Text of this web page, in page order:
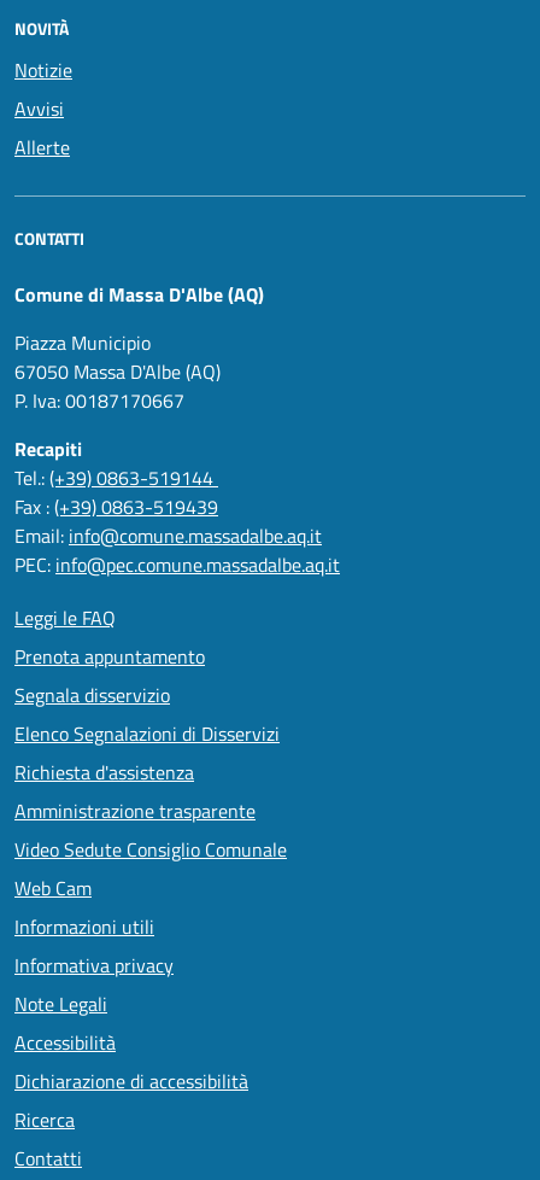
NOVITÀ
Notizie
Avvisi
Allerte
CONTATTI
Comune di Massa D'Albe (AQ)
Piazza Municipio
67050 Massa D'Albe (AQ)
P. Iva: 00187170667
Recapiti
Tel.:(+39) 0863-519144
Fax :(+39) 0863-519439
Email: info@comune.massadalbe.aq.it
PEC: info@pec.comune.massadalbe.aq.it
Leggi le FAQ
Prenota appuntamento
Segnala disservizio
Elenco Segnalazioni di Disservizi
Richiesta d'assistenza
Amministrazione trasparente
Video Sedute Consiglio Comunale
Web Cam
Informazioni utili
Informativa privacy
Note Legali
Accessibilità
Dichiarazione di accessibilità
Ricerca
Contatti